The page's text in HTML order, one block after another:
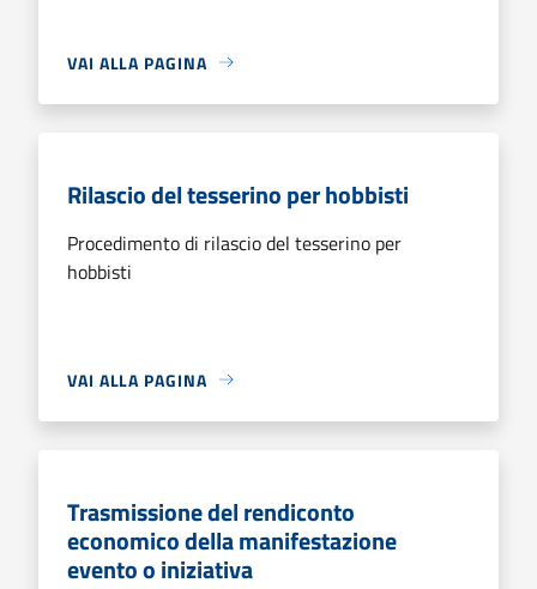
VAI ALLA PAGINA
Rilascio del tesserino per hobbisti
Procedimento di rilascio del tesserino per
hobbisti
VAI ALLA PAGINA
Trasmissione del rendiconto
economico della manifestazione
evento o iniziativa